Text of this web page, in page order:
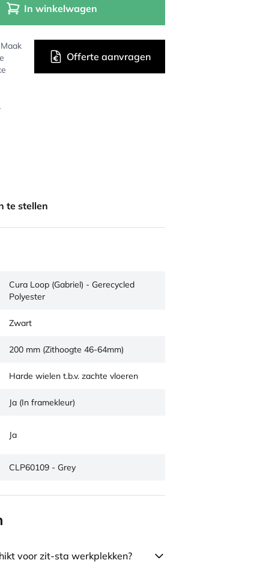
In winkelwagen
Offerte aanvragen
te stellen
Cura Loop (Gabriel) - Gerecycled
Polyester
Zwart
200 mm (Zithoogte 46-64mm)
Harde wielen t.b.v. zachte vloeren
Ja (In framekleur)
Ja
CLP60109 - Grey
voor zit-sta werkplekken?